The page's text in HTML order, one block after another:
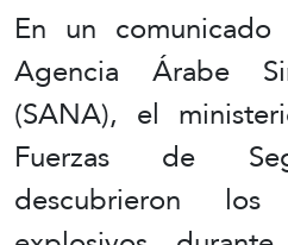
En un
Agencia Árabe
(SANA), el
Fuerzas de
descubrieron